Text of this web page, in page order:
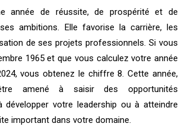
année de réussite, de prospérité et de
ambitions. Elle favorise la carrière, les
de ses projets professionnels. Si vous
1965 et que vous calculez votre année
vous obtenez le chiffre 8. Cette année,
amené à saisir des opportunités
développer votre leadership ou à atteindre
important dans votre domaine.